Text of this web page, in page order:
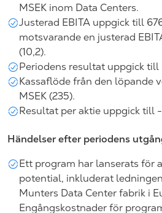
MSEK inom Data Centers.
Justerad EBITA uppgick till
motsvarande en justerad
(10,2).
Periodens resultat uppgick till
Kassaflöde från den löpande
MSEK (235).
Resultat per aktie uppgick till -
Händelser efter periodens
Ett program har lanserats för
potential, inkluderat
Munters Data Center fabrik i
Engångskostnader för